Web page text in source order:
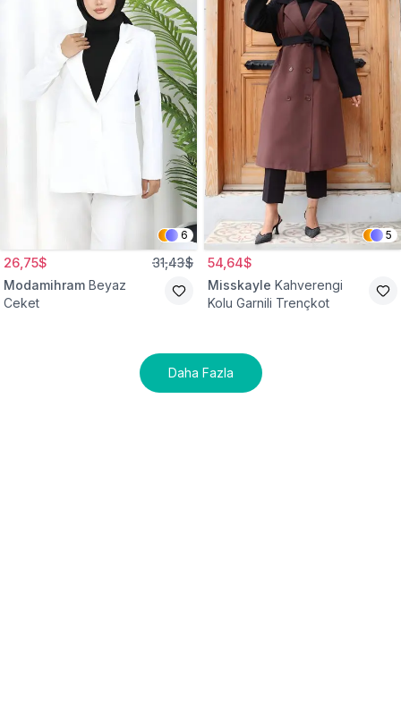
6
26,75$ 31,43$
Modamihram Beyaz
Ceket
5
54,64$
Misskayle Kahverengi
Kolu Garnili Trençkot
Daha Fazla